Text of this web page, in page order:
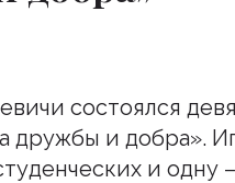
состоялся
и добра».
и одну